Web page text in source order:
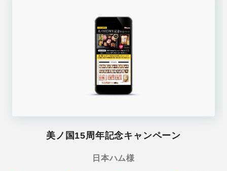
美ノ国15周年記念キャンペーン
日本ハム様